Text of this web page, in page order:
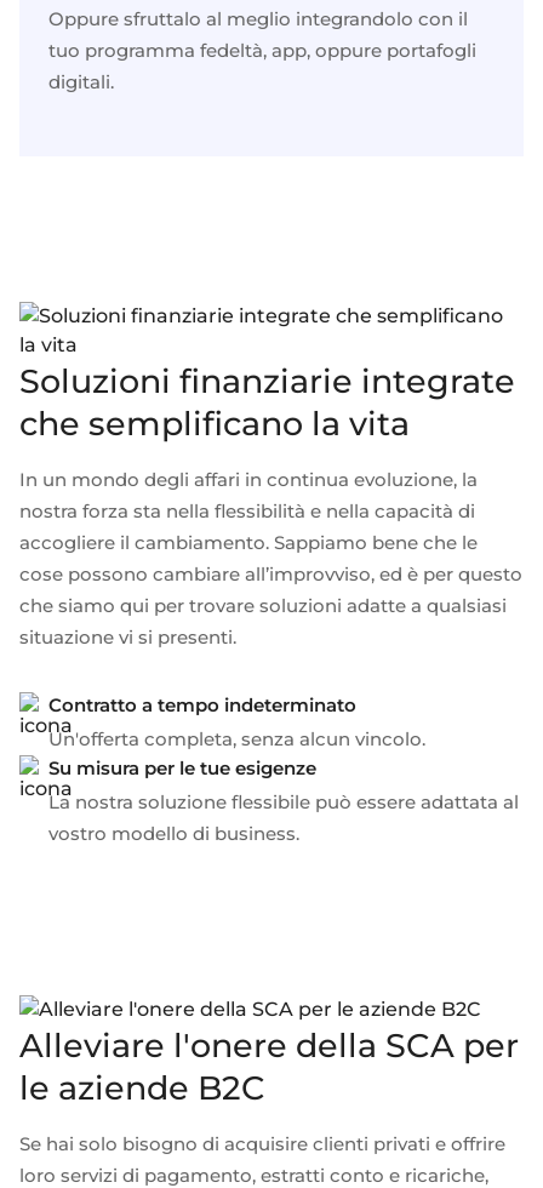
Oppure sfruttalo al meglio integrandolo con il
tuo programma fedeltà, app, oppure portafogli
digitali.
Soluzioni finanziarie integrate
che semplificano la vita
In un mondo degli affari in continua evoluzione, la
nostra forza sta nella flessibilità e nella capacità di
accogliere il cambiamento. Sappiamo bene che le
cose possono cambiare all’improvviso, ed è per questo
che siamo qui per trovare soluzioni adatte a qualsiasi
situazione vi si presenti.
Contratto a tempo indeterminato
Un'offerta completa, senza alcun vincolo.
Su misura per le tue esigenze
La nostra soluzione flessibile può essere adattata al
vostro modello di business.
Alleviare l'onere della SCA per
le aziende B2C
Se hai solo bisogno di acquisire clienti privati e offrire
loro servizi di pagamento, estratti conto e ricariche,